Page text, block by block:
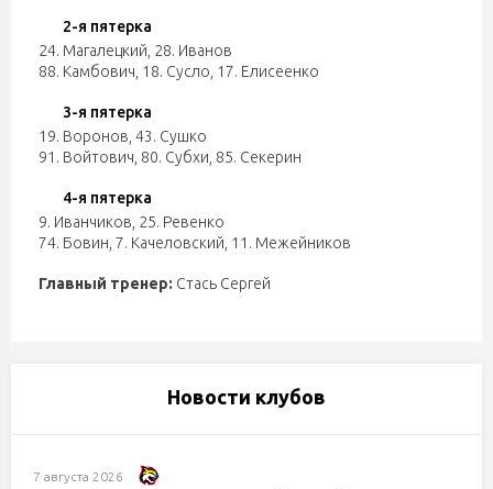
2-я пятерка
24. Магалецкий 28. Иванов
88. Камбович 18. Сусло 17. Елисеенко
3-я пятерка
19. Воронов 43. Сушко
91. Войтович 80. Субхи 85. Секерин
4-я пятерка
9. Иванчиков 25. Ревенко
74. Бовин 7. Качеловский 11. Межейников
Главный тренер: Стась Сергей
Новости клубов
7 августа 2026